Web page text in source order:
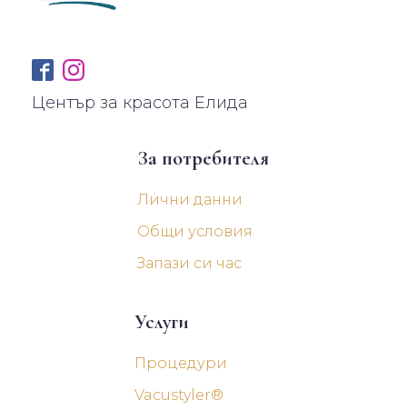
Център за красота Елида
За потребителя
Лични данни
Общи условия
Запази си час
Услуги
Процедури
Vacustyler®